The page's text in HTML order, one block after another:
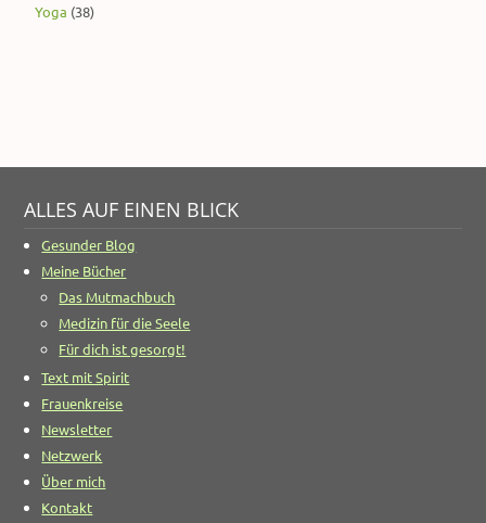
Yoga (38)
ALLES AUF EINEN BLICK
Gesunder Blog
Meine Bücher
Das Mutmachbuch
Medizin für die Seele
Für dich ist gesorgt!
Text mit Spirit
Frauenkreise
Newsletter
Netzwerk
Über mich
Kontakt